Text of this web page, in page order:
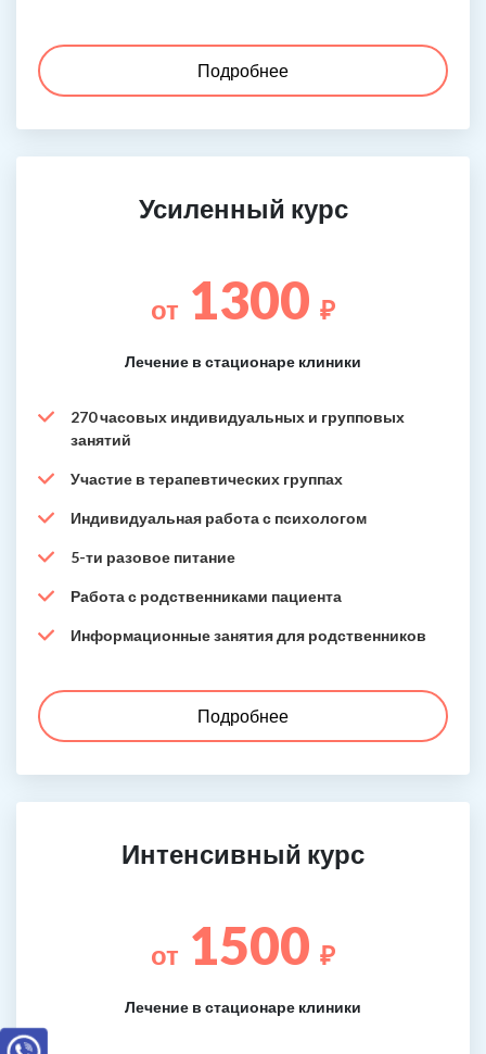
Подробнее
Усиленный курс
от 1300 ₽
Лечение в стационаре клиники
270 часовых индивидуальных и групповых
занятий
Участие в терапевтических группах
Индивидуальная работа с психологом
5-ти разовое питание
Работа с родственниками пациента
Информационные занятия для родственников
Подробнее
Интенсивный курс
от 1500 ₽
Лечение в стационаре клиники